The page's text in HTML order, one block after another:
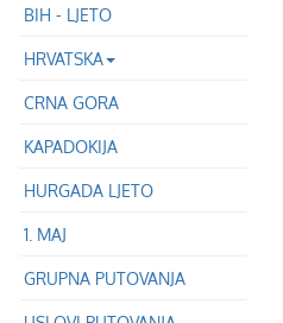
BIH - LJETO
HRVATSKA
CRNA GORA
KAPADOKIJA
HURGADA LJETO
1. MAJ
GRUPNA PUTOVANJA